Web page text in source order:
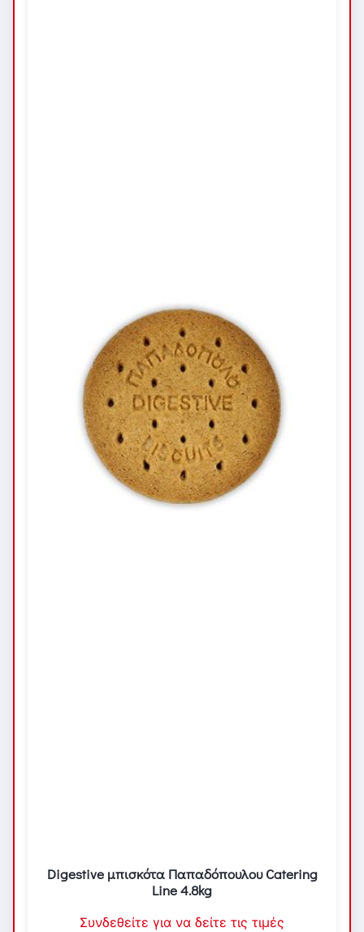
Digestive μπισκότα Παπαδόπουλου Catering
Line 4.8kg
Συνδεθείτε για να δείτε τις τιμές